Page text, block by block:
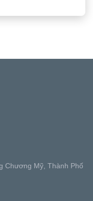
Chương Mỹ, Thành Phố